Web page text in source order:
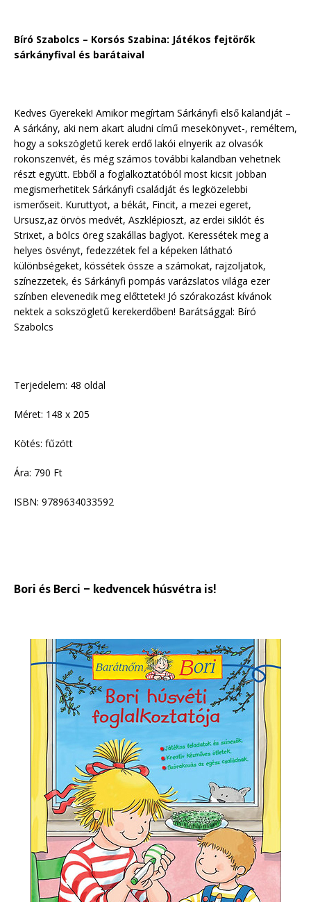
Bíró Szabolcs – Korsós Szabina: Játékos fejtörők
sárkányfival és barátaival
Kedves Gyerekek! Amikor megírtam Sárkányfi első kalandját –
A sárkány, aki nem akart aludni című mesekönyvet-, reméltem,
hogy a sokszögletű kerek erdő lakói elnyerik az olvasók
rokonszenvét, és még számos további kalandban vehetnek
részt együtt. Ebből a foglalkoztatóból most kicsit jobban
megismerhetitek Sárkányfi családját és legközelebbi
ismerőseit. Kuruttyot, a békát, Fincit, a mezei egeret,
Ursusz,az örvös medvét, Aszklépioszt, az erdei siklót és
Strixet, a bölcs öreg szakállas baglyot. Keressétek meg a
helyes ösvényt, fedezzétek fel a képeken látható
különbségeket, kössétek össze a számokat, rajzoljatok,
színezzetek, és Sárkányfi pompás varázslatos világa ezer
színben elevenedik meg előttetek! Jó szórakozást kívánok
nektek a sokszögletű kerekerdőben! Barátsággal: Bíró
Szabolcs
Terjedelem: 48 oldal
Méret: 148 x 205
Kötés: fűzött
Ára: 790 Ft
ISBN: 9789634033592
Bori és Berci – kedvencek húsvétra is!